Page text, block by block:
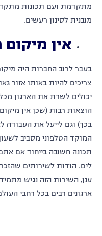
מתקדמת ועם תכונות
מובנית לסינון רעשים.
אין מיקום
בעבר לרוב החברות היה מיקום
צריכים להיות באותו אזור
יכולים לשרת את הארגון
הוצאות רבות (שכן אין
בכך) וגם לייעל את העבודה
תכונה חשובה בייחוד אם
לים. הודות לשירותים
ענן, השירות הזה נגיש
ארגונים רבים בכל רחבי